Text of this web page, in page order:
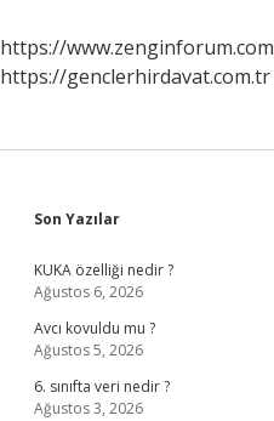
https://www.zenginforum.com
https://genclerhirdavat.com.tr
Sidebar
Son Yazılar
KUKA özelliği nedir ?
Ağustos 6, 2026
Avcı kovuldu mu ?
Ağustos 5, 2026
6. sınıfta veri nedir ?
Ağustos 3, 2026